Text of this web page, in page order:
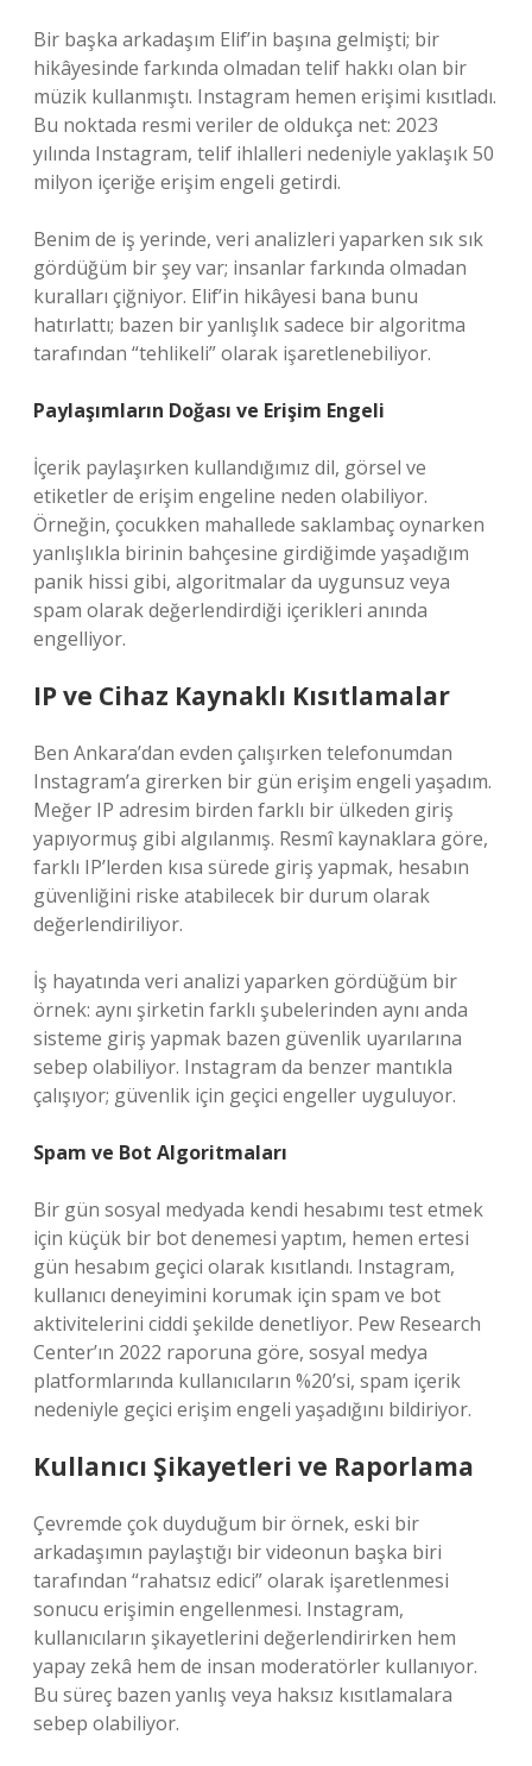
Bir başka arkadaşım Elif’in başına gelmişti; bir
hikâyesinde farkında olmadan telif hakkı olan bir
müzik kullanmıştı. Instagram hemen erişimi kısıtladı.
Bu noktada resmi veriler de oldukça net: 2023
yılında Instagram, telif ihlalleri nedeniyle yaklaşık 50
milyon içeriğe erişim engeli getirdi.
Benim de iş yerinde, veri analizleri yaparken sık sık
gördüğüm bir şey var; insanlar farkında olmadan
kuralları çiğniyor. Elif’in hikâyesi bana bunu
hatırlattı; bazen bir yanlışlık sadece bir algoritma
tarafından “tehlikeli” olarak işaretlenebiliyor.
Paylaşımların Doğası ve Erişim Engeli
İçerik paylaşırken kullandığımız dil, görsel ve
etiketler de erişim engeline neden olabiliyor.
Örneğin, çocukken mahallede saklambaç oynarken
yanlışlıkla birinin bahçesine girdiğimde yaşadığım
panik hissi gibi, algoritmalar da uygunsuz veya
spam olarak değerlendirdiği içerikleri anında
engelliyor.
IP ve Cihaz Kaynaklı Kısıtlamalar
Ben Ankara’dan evden çalışırken telefonumdan
Instagram’a girerken bir gün erişim engeli yaşadım.
Meğer IP adresim birden farklı bir ülkeden giriş
yapıyormuş gibi algılanmış. Resmî kaynaklara göre,
farklı IP’lerden kısa sürede giriş yapmak, hesabın
güvenliğini riske atabilecek bir durum olarak
değerlendiriliyor.
İş hayatında veri analizi yaparken gördüğüm bir
örnek: aynı şirketin farklı şubelerinden aynı anda
sisteme giriş yapmak bazen güvenlik uyarılarına
sebep olabiliyor. Instagram da benzer mantıkla
çalışıyor; güvenlik için geçici engeller uyguluyor.
Spam ve Bot Algoritmaları
Bir gün sosyal medyada kendi hesabımı test etmek
için küçük bir bot denemesi yaptım, hemen ertesi
gün hesabım geçici olarak kısıtlandı. Instagram,
kullanıcı deneyimini korumak için spam ve bot
aktivitelerini ciddi şekilde denetliyor. Pew Research
Center’ın 2022 raporuna göre, sosyal medya
platformlarında kullanıcıların %20’si, spam içerik
nedeniyle geçici erişim engeli yaşadığını bildiriyor.
Kullanıcı Şikayetleri ve Raporlama
Çevremde çok duyduğum bir örnek, eski bir
arkadaşımın paylaştığı bir videonun başka biri
tarafından “rahatsız edici” olarak işaretlenmesi
sonucu erişimin engellenmesi. Instagram,
kullanıcıların şikayetlerini değerlendirirken hem
yapay zekâ hem de insan moderatörler kullanıyor.
Bu süreç bazen yanlış veya haksız kısıtlamalara
sebep olabiliyor.